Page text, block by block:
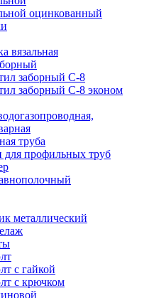
оцинкованный
вязальная
заборный С-8
заборный С-8 эконом
труба
для профильных труб
металлический
с гайкой
с крючком